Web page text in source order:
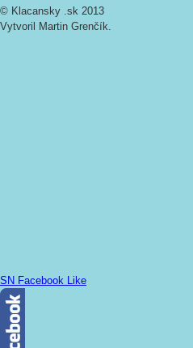
© Klacansky .sk 2013
Vytvoril Martin Grenčík.
SN Facebook Like